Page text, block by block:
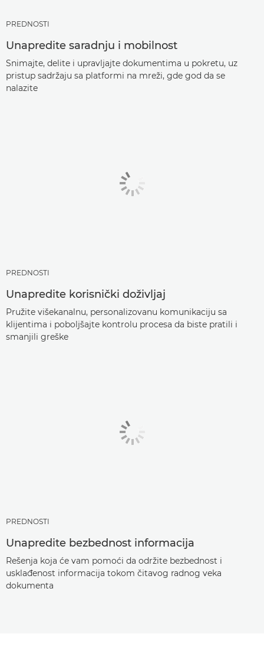
PREDNOSTI
Unapredite saradnju i mobilnost
Snimajte, delite i upravljajte dokumentima u pokretu, uz
pristup sadržaju sa platformi na mreži, gde god da se
nalazite
PREDNOSTI
Unapredite korisnički doživljaj
Pružite višekanalnu, personalizovanu komunikaciju sa
klijentima i poboljšajte kontrolu procesa da biste pratili i
smanjili greške
PREDNOSTI
Unapredite bezbednost informacija
Rešenja koja će vam pomoći da održite bezbednost i
usklađenost informacija tokom čitavog radnog veka
dokumenta